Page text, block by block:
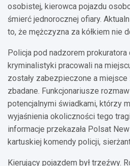
osobistej, kierowca pojazdu
śmierć jednorocznej ofiary.
to, że mężczyzna za kółkiem nie
Policja pod nadzorem prokuratora
kryminalistyki pracowali na
zostały zabezpieczone a
zbadane. Funkcjonariusze
potencjalnymi świadkami, którzy
wyjaśnienia okoliczności tego
informacje przekazała Polsat
kartuskiej komendy policji,
Kierujący pojazdem był trzeźwy.